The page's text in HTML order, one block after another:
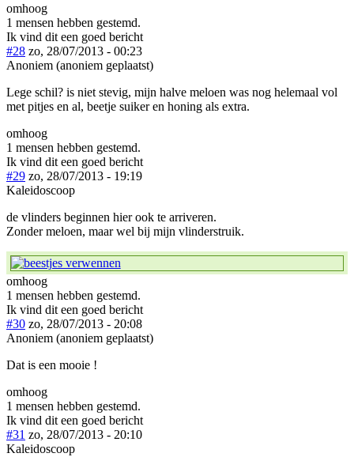
omhoog
1 mensen hebben gestemd.
Ik vind dit een goed bericht
#28 zo, 28/07/2013 - 00:23
Anoniem (anoniem geplaatst)
Lege schil? is niet stevig, mijn halve meloen was nog helemaal vol
met pitjes en al, beetje suiker en honing als extra.
omhoog
1 mensen hebben gestemd.
Ik vind dit een goed bericht
#29 zo, 28/07/2013 - 19:19
Kaleidoscoop
de vlinders beginnen hier ook te arriveren.
Zonder meloen, maar wel bij mijn vlinderstruik.
omhoog
1 mensen hebben gestemd.
Ik vind dit een goed bericht
#30 zo, 28/07/2013 - 20:08
Anoniem (anoniem geplaatst)
Dat is een mooie !
omhoog
1 mensen hebben gestemd.
Ik vind dit een goed bericht
#31 zo, 28/07/2013 - 20:10
Kaleidoscoop